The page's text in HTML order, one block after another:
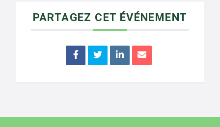
PARTAGEZ CET ÉVÉNEMENT